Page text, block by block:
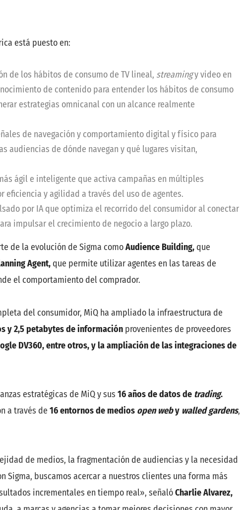
está puesto en:
de los hábitos de consumo de TV lineal, streamingy video en
de contenido para entender los hábitos de consumo
estrategias omnicanal con un alcance realmente
de navegación y comportamiento digital y físico para
audiencias de dónde navegan y qué lugares visitan,
ágil e inteligente que activa campañas en múltiples
eficiencia y agilidad a través del uso de agentes.
por IA que optimiza el recorrido del consumidor al conectar
impulsar el crecimiento de negocio a largo plazo.
de la evolución de Sigma comoAudience Building, que
Agent, que permite utilizar agentes en las tareas de
el comportamiento del comprador.
del consumidor, MiQ ha ampliado la infraestructura de
y 2,5 petabytes de información provenientes de proveedores
DV360,entre otros, y la ampliación de las integraciones de
estratégicas de MiQ y sus 16 años de datos de trading.
a través de 16 entornos de medios open weby walled gardens,
de medios, la fragmentación de audiencias y la necesidad
Sigma, buscamos acercar a nuestros clientes una forma más
incrementales en tiempo real», señalóCharlie Alvarez,